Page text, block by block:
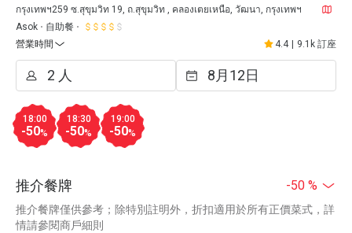
กรุงเทพฯ259 ซ.สุขุมวิท 19, ถ.สุขุมวิท , คลองเตยเหนือ, วัฒนา, กรุงเทพฯ
Asok
自助餐
營業時間
4.4 9.1k 訂座
18:00
-50%
18:30
-50%
19:00
-50%
推介餐牌 -50 %
推介餐牌僅供參考；除特別註明外，折扣適用於所有正價菜式，詳
情請參閱商戶細則